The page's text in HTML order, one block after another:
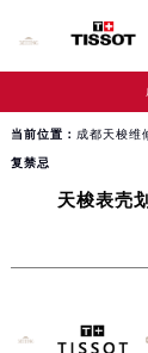
当前位置： 成都天梭维
复禁忌
天梭表壳